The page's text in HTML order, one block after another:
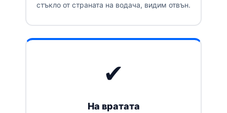
стъкло от страната на водача, видим отвън.
✔
На вратата